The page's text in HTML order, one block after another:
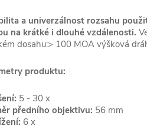
a univerzálnost rozsahu
na krátké i dlouhé vzdálenosti.
dosahu:> 100 MOA výšková
produktu:
5 - 30 x
předního objektivu: 56 mm
6 x